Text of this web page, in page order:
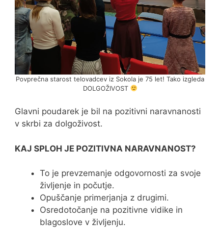
Povprečna starost telovadcev iz Sokola je 75 let! Tako izgleda
DOLGOŽIVOST
Glavni poudarek je bil na pozitivni naravnanosti
v skrbi za dolgoživost.
KAJ SPLOH JE POZITIVNA NARAVNANOST?
To je prevzemanje odgovornosti za svoje
življenje in počutje.
Opuščanje primerjanja z drugimi.
Osredotočanje na pozitivne vidike in
blagoslove v življenju.